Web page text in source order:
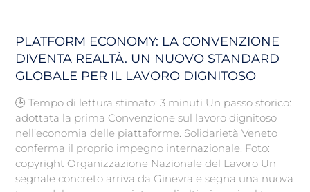
PLATFORM ECONOMY: LA CONVENZIONE
DIVENTA REALTÀ. UN NUOVO STANDARD
GLOBALE PER IL LAVORO DIGNITOSO
🕒 Tempo di lettura stimato: 3 minuti Un passo storico:
adottata la prima Convenzione sul lavoro dignitoso
nell’economia delle piattaforme. Solidarietà Veneto
conferma il proprio impegno internazionale. Foto:
copyright Organizzazione Nazionale del Lavoro Un
segnale concreto arriva da Ginevra e segna una nuova